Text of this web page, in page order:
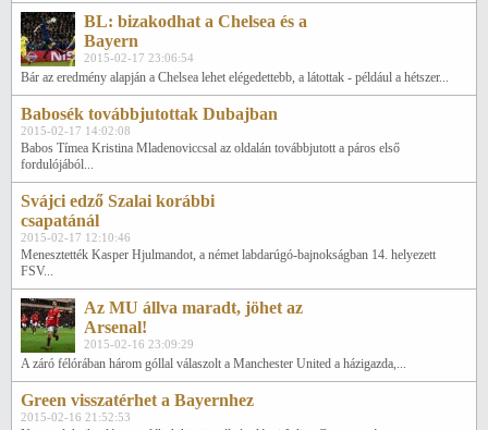
BL: bizakodhat a Chelsea és a
Bayern
2015-02-17 23:06:54
Bár az eredmény alapján a Chelsea lehet elégedettebb, a látottak - például a hétszer...
Babosék továbbjutottak Dubajban
2015-02-17 14:02:08
Babos Tímea Kristina Mladenoviccsal az oldalán továbbjutott a páros első
fordulójából...
Svájci edző Szalai korábbi
csapatánál
2015-02-17 12:10:46
Menesztették Kasper Hjulmandot, a német labdarúgó-bajnokságban 14. helyezett
FSV...
Az MU állva maradt, jöhet az
Arsenal!
2015-02-16 23:09:29
A záró félórában három góllal válaszolt a Manchester United a házigazda,...
Green visszatérhet a Bayernhez
2015-02-16 21:52:53